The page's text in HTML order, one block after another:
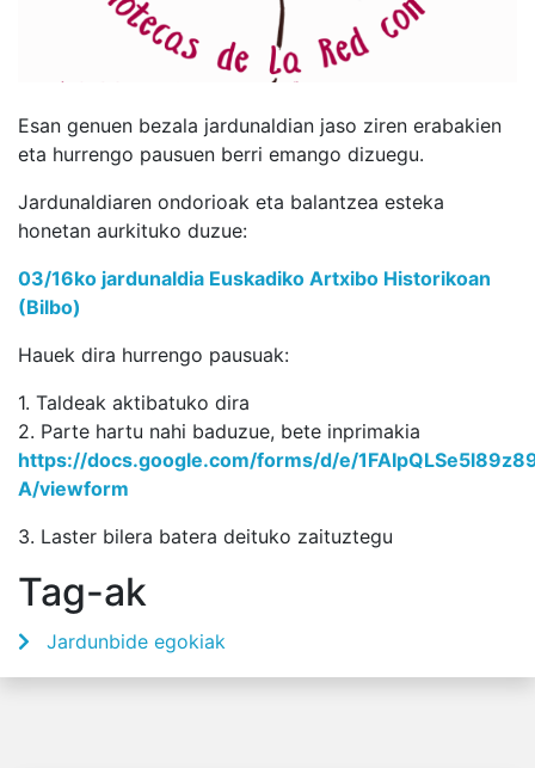
Esan genuen bezala jardunaldian jaso ziren erabakien
eta hurrengo pausuen berri emango dizuegu.
Jardunaldiaren ondorioak eta balantzea esteka
honetan aurkituko duzue:
03/16ko jardunaldia Euskadiko Artxibo Historikoan
(Bilbo)
Hauek dira hurrengo pausuak:
1. Taldeak aktibatuko dira
2. Parte hartu nahi baduzue, bete inprimakia
https://docs.google.com/forms/d/e/
A/viewform
3. Laster bilera batera deituko zaituztegu
Tag-ak
Jardunbide egokiak